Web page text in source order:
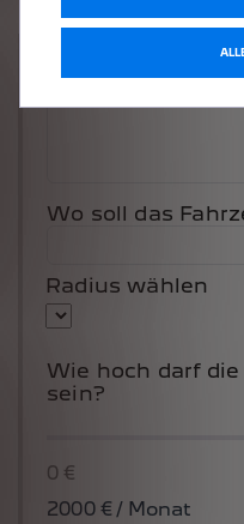
Wo soll das
Radius wählen
Wie hoch darf
sein?
0 €
2000€ / Monat